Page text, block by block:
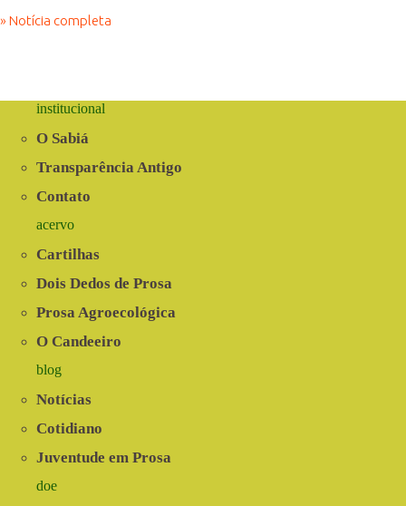
» Notícia completa
Para
|
Comida
Verdade
institucional
O Sabiá
Transparência Antigo
Contato
acervo
Cartilhas
Dois Dedos de Prosa
Prosa Agroecológica
O Candeeiro
blog
Notícias
Cotidiano
Juventude em Prosa
doe